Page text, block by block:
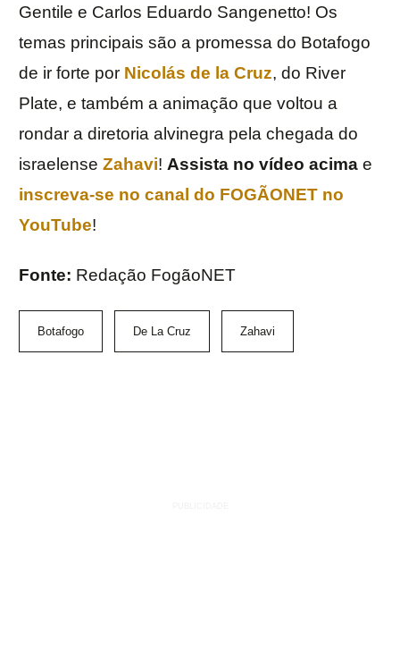
Gentile e Carlos Eduardo Sangenetto! Os
temas principais são a promessa do Botafogo
de ir forte por Nicolás de la Cruz, do River
Plate, e também a animação que voltou a
rondar a diretoria alvinegra pela chegada do
israelense Zahavi! Assista no vídeo acima e
inscreva-se no canal do FOGÃONET no
YouTube!
Fonte: Redação FogãoNET
Botafogo De La Cruz Zahavi